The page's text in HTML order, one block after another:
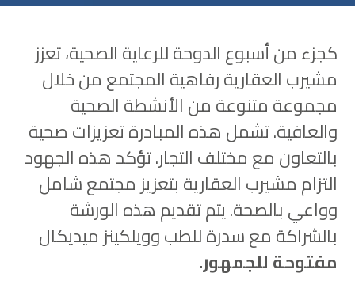
كجزء من أسبوع الدوحة للرعاية الصحية، تعزز
مشيرب العقارية رفاهية المجتمع من خلال
مجموعة متنوعة من الأنشطة الصحية
والعافية. تشمل هذه المبادرة تعزيزات صحية
بالتعاون مع مختلف التجار. تؤكد هذه الجهود
التزام مشيرب العقارية بتعزيز مجتمع شامل
وواعي بالصحة. يتم تقديم هذه الورشة
بالشراكة مع سدرة للطب وويلكينز ميديكال
مفتوحة للجمهور.